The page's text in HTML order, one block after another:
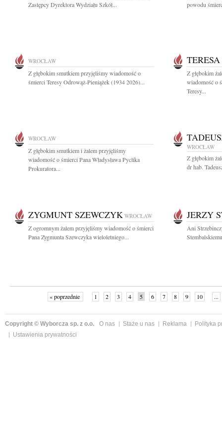
Zastępcy Dyrektora Wydziału Szkół...
powodu
WROCŁAW
Z głębokim smutkiem przyjęliśmy wiadomość o
śmierci Teresy Odrowąż-Pieniążek (1934 2026)...
Z głębokim
wiadomość o
Teresy...
WROCŁAW
Z głębokim smutkiem i żalem przyjęliśmy
wiadomość o śmierci Pana Władysława Pyclika
Prokuratora...
WROCŁAW
Z głębokim
dr hab.
ZYGMUNT SZEWCZYK WROCŁAW
Z ogromnym żalem przyjęliśmy wiadomość o śmierci
Pana Zygmunta Szewczyka wieloletniego...
JERZY
Ani
« poprzednie 1 2 3 4 5 6 7 8 9 10 ...
Copyright © Wyborcza sp. z o.o. O nas Staże u nas Reklama
Polityka
Ustawienia prywatności